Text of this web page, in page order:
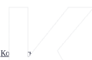
Контакты